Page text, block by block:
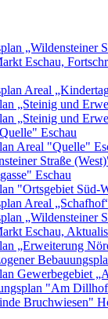
„Wildensteiner
Eschau,
Areal
„Steinig und
„Steinig und
Eschau
Areal "Quelle"
Straße
Eschau
"Ortsgebiet Süd-
Areal
„Wildensteiner
Eschau,
„Erweiterung
Gewerbegebiet
"Am
Bruchwiesen"